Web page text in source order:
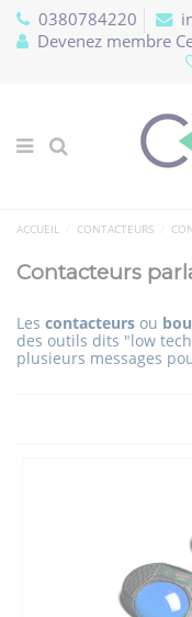
0380784220
Devenez membre
ACCUEIL CONTACTEURS
Contacteurs
Les contacteurs ou
des outils dits "low
plusieurs messages
Panneau de gestion des cookies